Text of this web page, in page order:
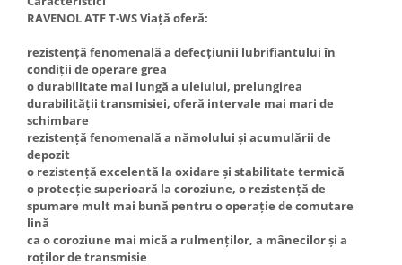
RAVENOL ATF T-WS Viață oferă:
rezistență fenomenală a defecțiunii lubrifiantului în
condiții de operare grea
o durabilitate mai lungă a uleiului, prelungirea
durabilității transmisiei, oferă intervale mai mari de
schimbare
rezistență fenomenală a nămolului și acumulării de
depozit
o rezistență excelentă la oxidare și stabilitate termică
o protecție superioară la coroziune, o rezistență de
spumare mult mai bună pentru o operație de comutare
lină
ca o coroziune mai mică a rulmenților, a mânecilor și a
roților de transmisie